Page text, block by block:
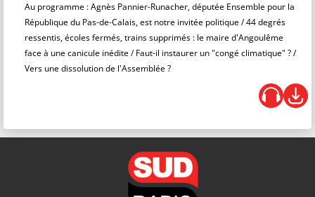
Au programme : Agnès Pannier-Runacher, députée Ensemble pour la
République du Pas-de-Calais, est notre invitée politique / 44 degrés
ressentis, écoles fermés, trains supprimés : le maire d'Angoulême
face à une canicule inédite / Faut-il instaurer un "congé climatique" ? /
Vers une dissolution de l'Assemblée ?